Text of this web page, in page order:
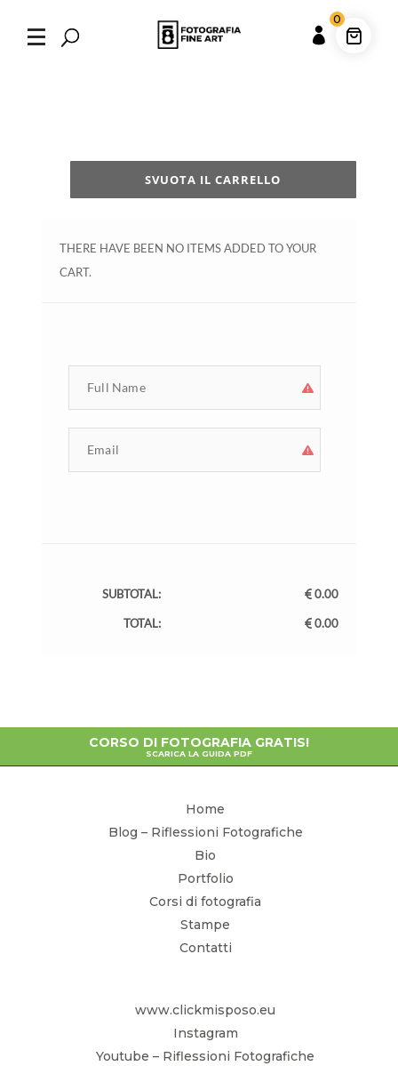

SVUOTA IL CARRELLO
THERE HAVE BEEN NO ITEMS ADDED TO YOUR
CART.
SUBTOTAL: 0.00
TOTAL: 0.00
CORSO DI FOTOGRAFIA GRATIS!
SCARICA LA GUIDA PDF
Home
Blog – Riflessioni Fotografiche
Bio
Portfolio
Corsi di fotografia
Stampe
Contatti
www.clickmisposo.eu
Instagram
Youtube – Riflessioni Fotografiche
0